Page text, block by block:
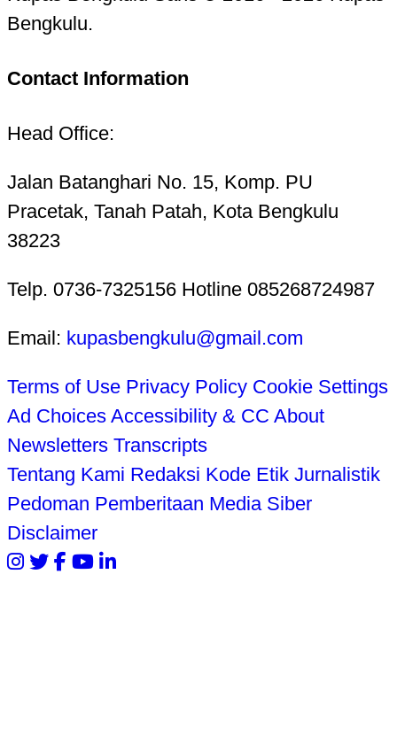
Bengkulu.
Contact Information
Head Office:
Jalan Batanghari No. 15, Komp. PU
Pracetak, Tanah Patah, Kota Bengkulu
38223
Telp. 0736-7325156 Hotline 085268724987
Email: kupasbengkulu@gmail.com
Terms of Use Privacy Policy Cookie Settings
Ad Choices Accessibility & CC About
Newsletters Transcripts
Tentang Kami Redaksi Kode Etik Jurnalistik
Pedoman Pemberitaan Media Siber
Disclaimer